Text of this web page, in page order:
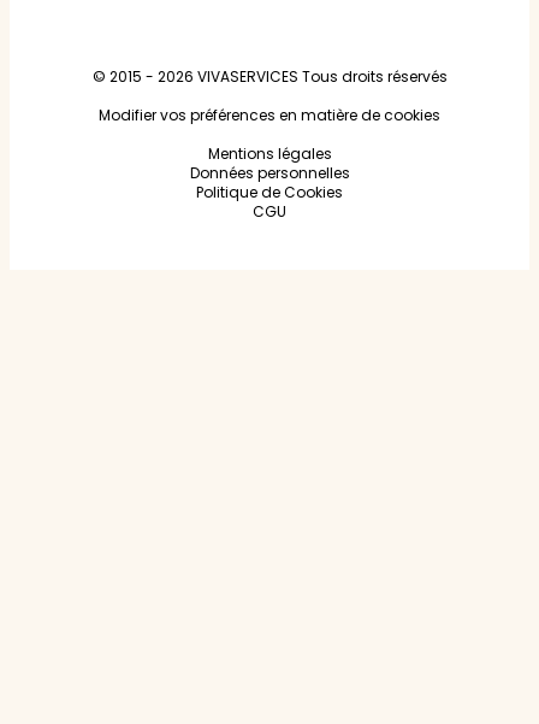
© 2015 - 2026 VIVASERVICES Tous droits réservés
Modifier vos préférences en matière de cookies
Mentions légales
Données personnelles
Politique de Cookies
CGU